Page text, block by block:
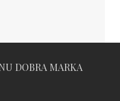
DOBRA MARKA